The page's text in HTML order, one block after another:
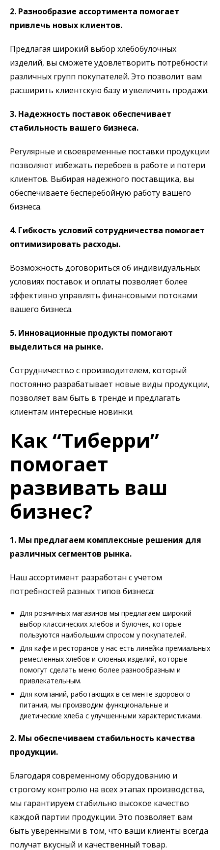
2. Разнообразие ассортимента помогает
привлечь новых клиентов.
Предлагая широкий выбор хлебобулочных
изделий, вы сможете удовлетворить потребности
различных групп покупателей. Это позволит вам
расширить клиентскую базу и увеличить продажи.
3. Надежность поставок обеспечивает
стабильность вашего бизнеса.
Регулярные и своевременные поставки продукции
позволяют избежать перебоев в работе и потери
клиентов. Выбирая надежного поставщика, вы
обеспечиваете бесперебойную работу вашего
бизнеса.
4. Гибкость условий сотрудничества помогает
оптимизировать расходы.
Возможность договориться об индивидуальных
условиях поставок и оплаты позволяет более
эффективно управлять финансовыми потоками
вашего бизнеса.
5. Инновационные продукты помогают
выделиться на рынке.
Сотрудничество с производителем, который
постоянно разрабатывает новые виды продукции,
позволяет вам быть в тренде и предлагать
клиентам интересные новинки.
Как “Тиберри”
помогает
развивать ваш
бизнес?
1. Мы предлагаем комплексные решения для
различных сегментов рынка.
Наш ассортимент разработан с учетом
потребностей разных типов бизнеса:
Для розничных магазинов мы предлагаем широкий
выбор классических хлебов и булочек, которые
пользуются наибольшим спросом у покупателей.
Для кафе и ресторанов у нас есть линейка премиальных
ремесленных хлебов и слоеных изделий, которые
помогут сделать меню более разнообразным и
привлекательным.
Для компаний, работающих в сегменте здорового
питания, мы производим функциональные и
диетические хлеба с улучшенными характеристиками.
2. Мы обеспечиваем стабильность качества
продукции.
Благодаря современному оборудованию и
строгому контролю на всех этапах производства,
мы гарантируем стабильно высокое качество
каждой партии продукции. Это позволяет вам
быть уверенными в том, что ваши клиенты всегда
получат вкусный и качественный товар.